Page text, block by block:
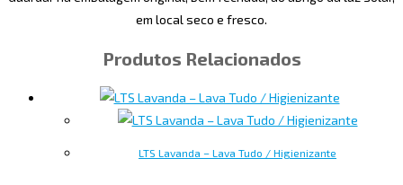
em local seco e fresco.
Produtos Relacionados
LTS Lavanda – Lava Tudo / Higienizante